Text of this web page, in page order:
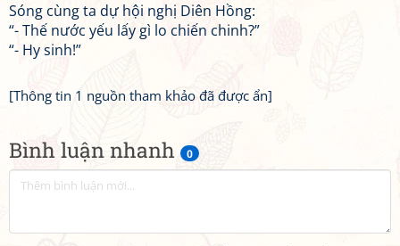
Bình luận nhanh 0
Sóng cùng ta dự hội nghị Diên Hồng:
“- Thế nước yếu lấy gì lo chiến chinh?”
“- Hy sinh!”
[Thông tin 1 nguồn tham khảo đã được ẩn]